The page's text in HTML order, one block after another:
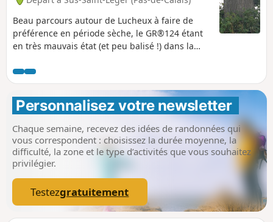
Beau parcours autour de Lucheux à faire de
préférence en période sèche, le GR®124 étant
en très mauvais état (et peu balisé !) dans la
Ce parcours remplace l'ancien dont la partie en
lisière Ouest est désormais impraticable.
Personnalisez votre newsletter
Chaque semaine, recevez des idées de randonnées qui
vous correspondent : choisissez la durée moyenne, la
difficulté, la zone et le type d’activités que vous souhaitez
privilégier.
Testezgratuitement